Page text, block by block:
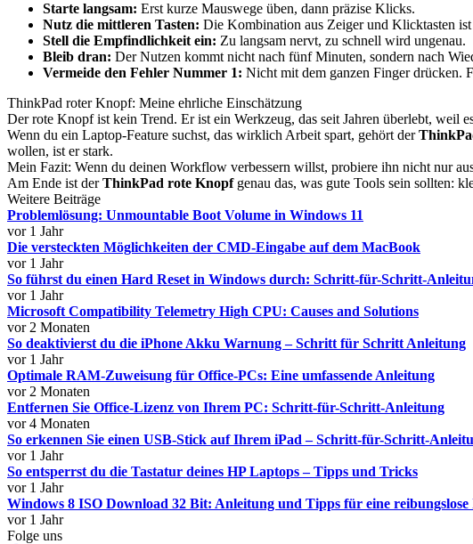
Starte langsam: Erst kurze Mauswege üben, dann präzise Klicks.
Nutz die mittleren Tasten: Die Kombination aus Zeiger und Klicktasten
Stell die Empfindlichkeit ein: Zu langsam nervt, zu schnell wird ungenau.
Bleib dran: Der Nutzen kommt nicht nach fünf Minuten, sondern nach
Vermeide den Fehler Nummer 1: Nicht mit dem ganzen Finger drücken.
ThinkPad roter Knopf: Meine ehrliche Einschätzung
Der rote Knopf ist kein Trend. Er ist ein Werkzeug, das seit Jahren überlebt,
Wenn du ein Laptop-Feature suchst, das wirklich Arbeit spart, gehört der
wollen, ist er stark.
Mein Fazit: Wenn du deinen Workflow verbessern willst, probiere ihn nicht nur
Am Ende ist derThinkPad rote Knopfgenau das, was gute Tools sein sollten:
Weitere Beiträge
Problemlösung: Unmountable Boot Volume in Windows 11
vor 1 Jahr
Die versteckten Möglichkeiten der CMD-Eingabe auf dem MacBook
vor 1 Jahr
So führst du einen Hard Reset in Windows durch: Schritt-für-Schritt-
vor 1 Jahr
Microsoft Compatibility Telemetry High CPU: Causes and Solutions
vor 2 Monaten
So deaktivierst du die iPhone Akku Warnung – Schritt für Schritt Anleitung
vor 1 Jahr
Optimale RAM-Zuweisung für Office-PCs: Eine umfassende Anleitung
vor 2 Monaten
Entfernen Sie Office-Lizenz von Ihrem PC: Schritt-für-Schritt-Anleitung
vor 4 Monaten
So erkennen Sie einen USB-Stick auf Ihrem iPad – Schritt-für-Schritt-
vor 1 Jahr
So entsperrst du die Tastatur deines HP Laptops – Tipps und Tricks
vor 1 Jahr
Windows 8 ISO Download 32 Bit: Anleitung und Tipps für eine reibungslose
vor 1 Jahr
Folge uns